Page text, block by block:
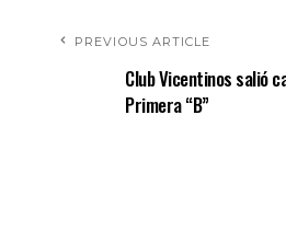
PREVIOUS ARTICLE
Club Vicentinos salió
Primera “B”